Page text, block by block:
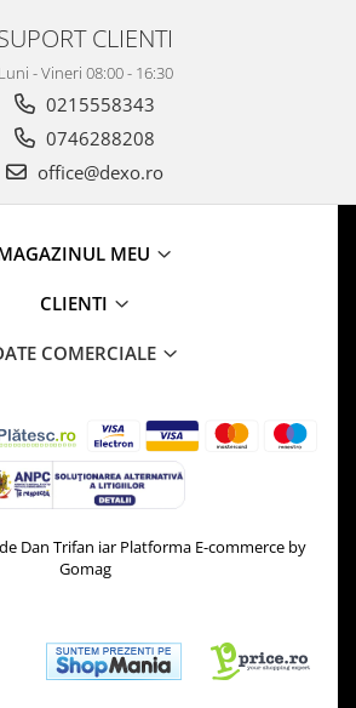
CLIENTI
Luni - Vineri 08:00 - 16:30
0215558343
0746288208
office@dexo.ro
MEU
CLIENTI
COMERCIALE
Dan Trifan iar Platforma E-commerce by
Gomag